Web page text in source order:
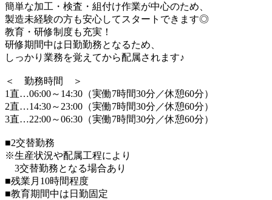
簡単な加工・検査・組付け作業が中心のため、
製造未経験の方も安心してスタートできます◎
教育・研修制度も充実！
研修期間中は日勤勤務となるため、
しっかり業務を覚えてから配属されます♪
＜ 勤務時間 ＞
1直…06:00～14:30（実働7時間30分／休憩60分）
2直…14:30～23:00（実働7時間30分／休憩60分）
3直…22:00～06:30（実働7時間30分／休憩60分）
■2交替勤務
※生産状況や配属工程により
3交替勤務となる場合あり
■残業月10時間程度
■教育期間中は日勤固定